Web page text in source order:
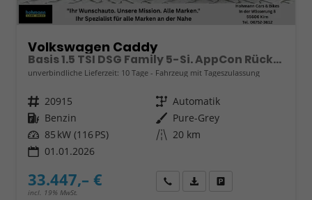
Volkswagen Caddy
Basis 1.5 TSI DSG Family 5-Si. AppCon Rückfahrk
unverbindliche Lieferzeit: 10 Tage Fahrzeug mit Tageszulassung
Fahrzeugnr. 20915 Getriebe Automatik
Kraftstoff Benzin Außenfarbe Pure-Grey
Leistung 85 kW (116 PS) Kilometerstand 20 km
01.01.2026
33.447,– €
incl. 19% MwSt.
Wir rufen Sie anFahrzeugexposé (PDF)